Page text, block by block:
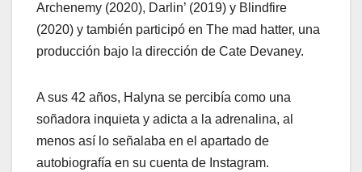
Archenemy (2020), Darlin’ (2019) y Blindfire
(2020) y también participó en The mad hatter, una
producción bajo la dirección de Cate Devaney.
A sus 42 años, Halyna se percibía como una
soñadora inquieta y adicta a la adrenalina, al
menos así lo señalaba en el apartado de
autobiografía en su cuenta de Instagram.